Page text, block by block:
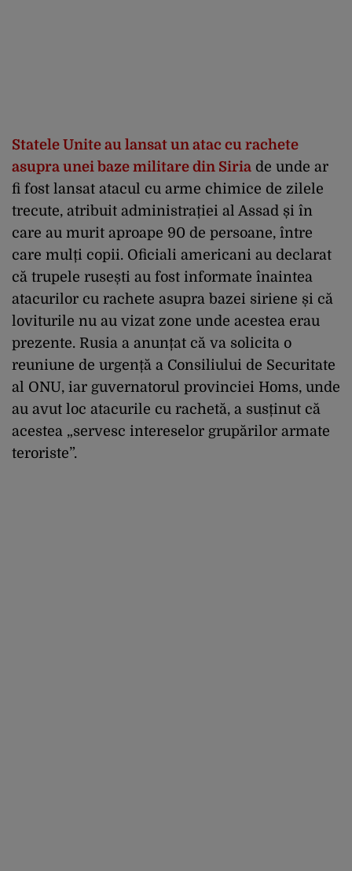
Statele Unite au lansat un atac cu rachete
asupra unei baze militare din Siria de unde ar
fi fost lansat atacul cu arme chimice de zilele
trecute, atribuit administrației al Assad și în
care au murit aproape 90 de persoane, între
care mulți copii. Oficiali americani au declarat
că trupele rusești au fost informate înaintea
atacurilor cu rachete asupra bazei siriene și că
loviturile nu au vizat zone unde acestea erau
prezente. Rusia a anunțat că va solicita o
reuniune de urgență a Consiliului de Securitate
al ONU, iar guvernatorul provinciei Homs, unde
au avut loc atacurile cu rachetă, a susținut că
acestea „servesc intereselor grupărilor armate
teroriste”.